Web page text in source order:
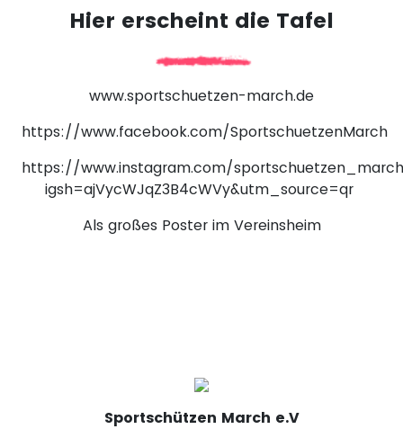
Hier erscheint die Tafel
www.sportschuetzen-march.de
https://www.facebook.com/SportschuetzenMarch
https://www.instagram.com/
igsh=ajVycWJqZ3B4cWVy&utm_source=qr
Als großes Poster im Vereinsheim
Sportschützen March e.V